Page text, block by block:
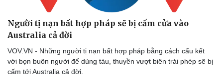
Thể thao
Lịch thi đấu bóng đá
Thế giới thể thao
eSports
Xe máy
Tư vấn
Người tị nạn bất hợp pháp sẽ bị cấm cửa vào
Australia cả đời
VOV.VN - Những người tị nạn bất hợp pháp bằng cách cấu kết
với bọn buôn người để dùng tàu, thuyền vượt biên trái phép sẽ bị
cấm tới Australia cả đời.